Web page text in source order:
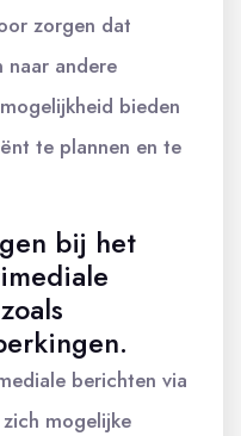
zorgen dat
naar andere
bieden
te plannen en te
bij het
berichten via
mogelijke